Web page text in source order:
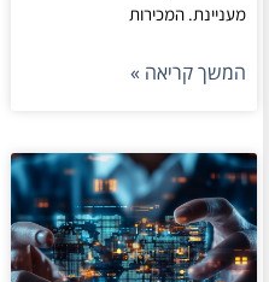
מעניינת. המכירות
המשך קריאה »